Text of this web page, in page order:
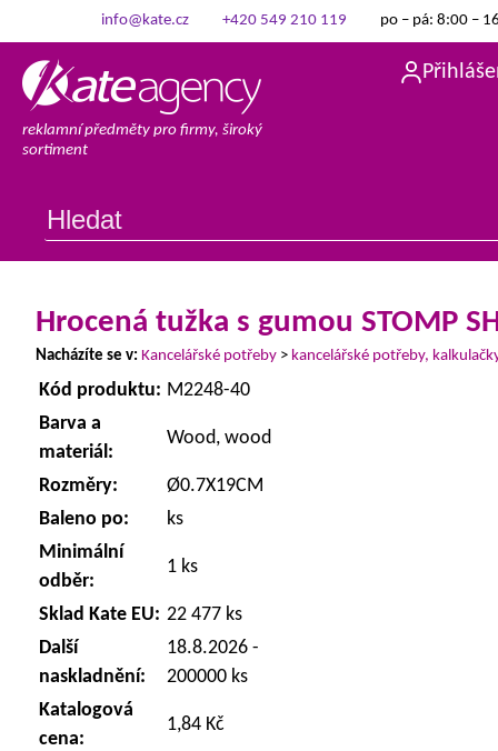
info@kate.cz +420 549 210 119 po – pá: 8:00 –
reklamní předměty pro firmy, široký
sortiment
Hrocená tužka s gumou STOMP
Nacházíte se v: Kancelářské potřeby > kancelářské potřeby,
Kód produktu: M2248-40
Barva a
materiál:
Wood, wood
Rozměry:
Ø0.7X19CM
Baleno po:
ks
Minimální
odběr:
1 ks
Sklad Kate EU: 22 477 ks
Další
naskladnění:
18.8.2026 -
200000 ks
Katalogová
cena:
1,84 Kč